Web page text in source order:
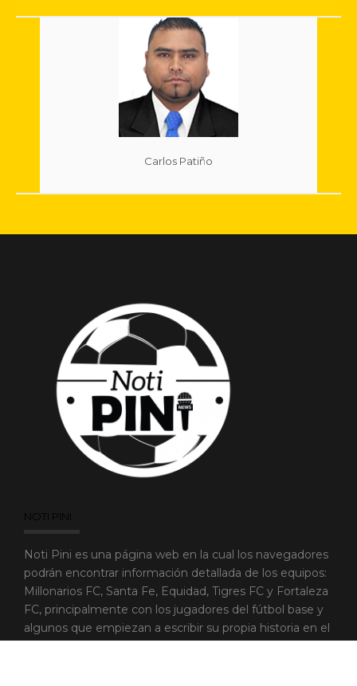
Carlos Patiño
NOTI PINI
Noti Pini es una página web en la cual los navegadores
podrán encontrar información detallada de los equipos:
Millonarios FC, Santa Fe, Equidad, Tigres FC y Fortaleza
FC, principalmente con los jugadores del fútbol base y
algunos que empiezan a escribir su propia historia en el